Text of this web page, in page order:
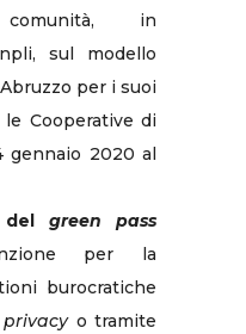
in
sul modello
per i suoi
Cooperative di
gennaio 2020 al
del green pass
per la
burocratiche
privacyo tramite